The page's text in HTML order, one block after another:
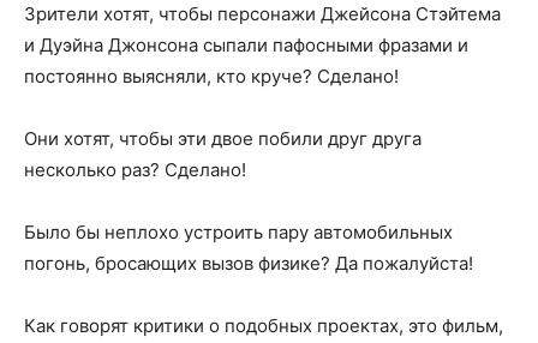
Зрители хотят, чтобы персонажи Джейсона Стэйтема
и Дуэйна Джонсона сыпали пафосными фразами и
постоянно выясняли, кто круче? Сделано!
Они хотят, чтобы эти двое побили друг друга
несколько раз? Сделано!
Было бы неплохо устроить пару автомобильных
погонь, бросающих вызов физике? Да пожалуйста!
Как говорят критики о подобных проектах, это фильм,